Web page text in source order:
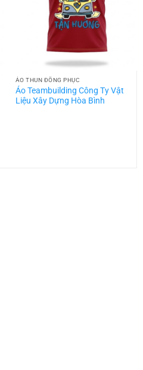
ÁO THUN ĐỒNG PHỤC
Áo Teambuilding Công Ty Vật
Liệu Xây Dựng Hòa Bình